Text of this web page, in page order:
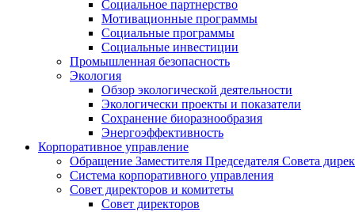
Социальное партнерство
Мотивационные программы
Социальные программы
Социальные инвестиции
Промышленная безопасность
Экология
Обзор экологической деятельности
Экологически проекты и показатели
Сохранение биоразнообразия
Энергоэффективность
Корпоративное управление
Обращение Заместителя Председателя Совета
Система корпоративного управления
Совет директоров и комитеты
Совет директоров